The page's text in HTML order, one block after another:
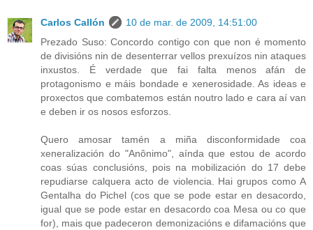
Carlos Callón
10 de mar. de 2009, 14:51:00
Prezado Suso: Concordo contigo con que non é momento
de divisións nin de desenterrar vellos prexuízos nin ataques
inxustos. É verdade que fai falta menos afán de
protagonismo e máis bondade e xenerosidade. As ideas e
proxectos que combatemos están noutro lado e cara aí van
e deben ir os nosos esforzos.
Quero amosar tamén a miña disconformidade coa
xeneralización do "Anônimo", aínda que estou de acordo
coas súas conclusións, pois na mobilización do 17 debe
repudiarse calquera acto de violencia. Hai grupos como A
Gentalha do Pichel (cos que se pode estar en desacordo,
igual que se pode estar en desacordo coa Mesa ou co que
for), mais que padeceron demonizacións e difamacións que